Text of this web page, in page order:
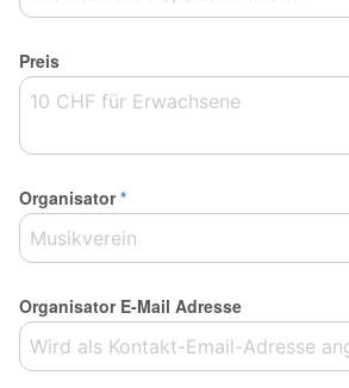
Preis
Organisator *
Organisator E-Mail Adresse